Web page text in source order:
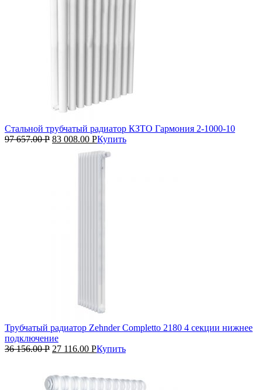
Стальной трубчатый радиатор КЗТО Гармония 2‑1000‑10
97 657.00Р 83 008.00 РКупить
Трубчатый радиатор Zehnder Completto 2180 4 секции нижнее
подключение
36 156.00Р 27 116.00 РКупить